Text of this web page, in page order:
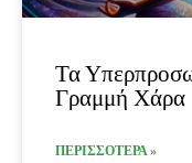
Τα
Γραμμή Χάρα
ΠΕΡΙΣΣΟΤΕΡΑ »